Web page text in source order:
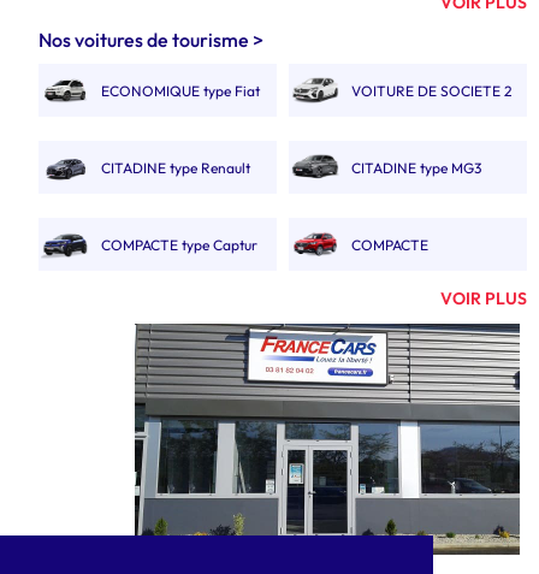
12M3
FOURGON 10M3 11M3
GRAND CAMION 20M3 CAMION 19M3
POLYVOLUME
CAMION AVEC HAYON
CAMION BENNE SIMPLE
CAMION BENNE
DOUBLE CABINE
GRAND CAMION 30M3
ÉLECTRIQUE 2 À 3M3
FOURGON ÉLECTRIQUE
5M3 À 6M3
CAMION ÉLECTRIQUE
10M3 À 12M3
Nos voitures de tourisme >
ECONOMIQUE type Fiat VOITURE DE SOCIETE 2
CITADINE type Renault
CITADINE type MG3
COMPACTE type Captur COMPACTE
AUTOMATIQUE type MGZS
COMPACTE BREAK type
SUVA type Renault
Austral
MONOSPACE type Renault
MONOSPACE BOITE
AUTO
GRAND SUV type Nissan
MINIBUS 9 PLACES
COMPACTE ÉLECTRIQUE
VOIR PLUS